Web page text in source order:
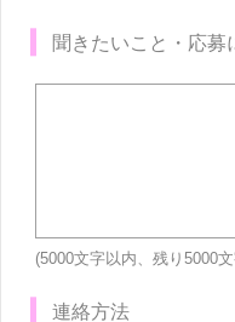
聞きたいこと・応募
(5000文字以内、残り 5000
連絡方法